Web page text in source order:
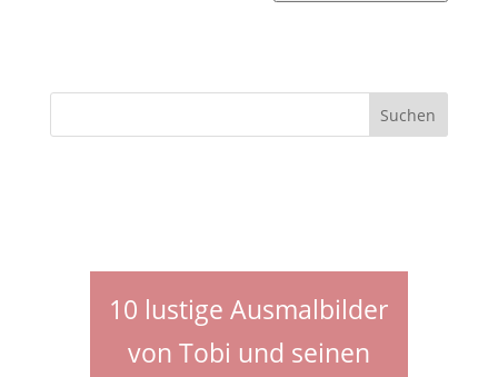
10 lustige Ausmalbilder
von Tobi und seinen